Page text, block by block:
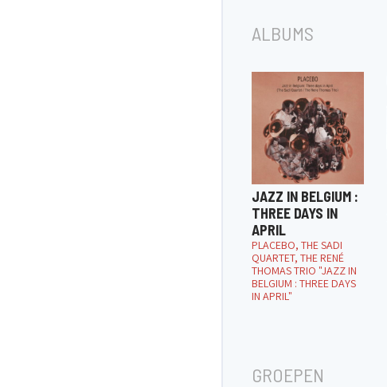
ALBUMS
JAZZ IN BELGIUM :
THREE DAYS IN
APRIL
PLACEBO, THE SADI
QUARTET, THE RENÉ
THOMAS TRIO "JAZZ IN
BELGIUM : THREE DAYS
IN APRIL"
GROEPEN